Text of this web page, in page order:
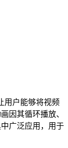
用户能够将视频
因其循环播放、
广泛应用，用于